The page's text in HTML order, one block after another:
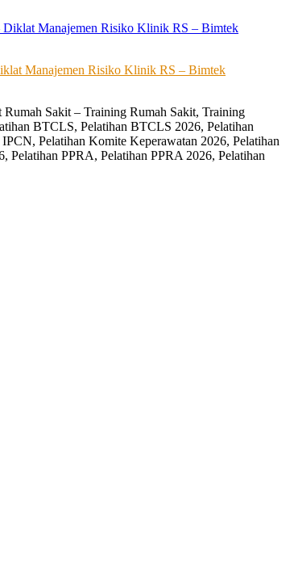
Manajemen Risiko Klinik RS – Bimtek
Sakit – Training Rumah Sakit, Training
BTCLS, Pelatihan BTCLS 2026, Pelatihan
Pelatihan Komite Keperawatan 2026, Pelatihan
Pelatihan PPRA, Pelatihan PPRA 2026, Pelatihan